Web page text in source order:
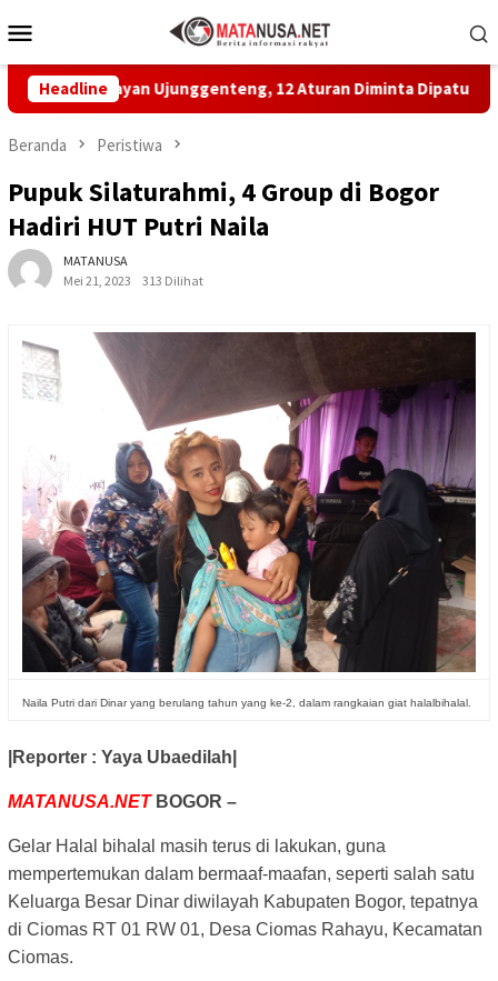
ke
Mobile
Headline
Nelayan Ujunggenteng, 12 Aturan Diminta Dipatuhi
Beranda Peristiwa
Pupuk Silaturahmi, 4 Group di Bogor
Hadiri HUT Putri Naila
MATANUSA
Mei 21, 2023
313 Dilihat
Naila Putri dari Dinar yang berulang tahun yang ke-2, dalam rangkaian giat halalbihalal.
|Reporter : Yaya Ubaedilah|
MATANUSA.NETBOGOR –
Gelar Halal bihalal masih terus di lakukan, guna
mempertemukan dalam bermaaf-maafan, seperti salah satu
Keluarga Besar Dinar diwilayah Kabupaten Bogor, tepatnya
di Ciomas RT 01 RW 01, Desa Ciomas Rahayu, Kecamatan
Ciomas.